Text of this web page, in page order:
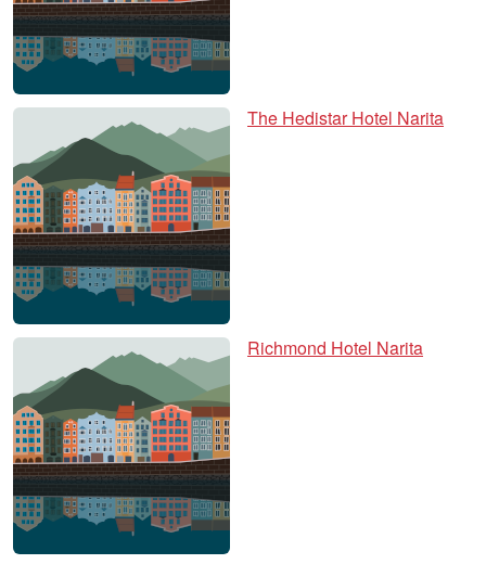
The Hedistar Hotel Narita
Richmond Hotel Narita